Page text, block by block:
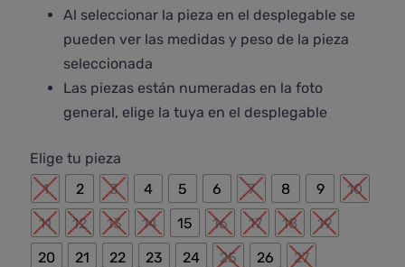
Al seleccionar la pieza en el desplegable se
pueden ver las medidas y peso de la pieza
seleccionada
Las piezas están numeradas en la foto
general, elige la tuya en el desplegable
Elige tu pieza
1 2 3 4 5 6 7 8 9
10
11
12 13 14 15 16 17 18
19
20
21 22 23 24 25 26 27